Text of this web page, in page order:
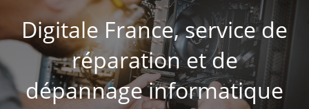
Digitale France, service de
réparation et de
dépannage informatique